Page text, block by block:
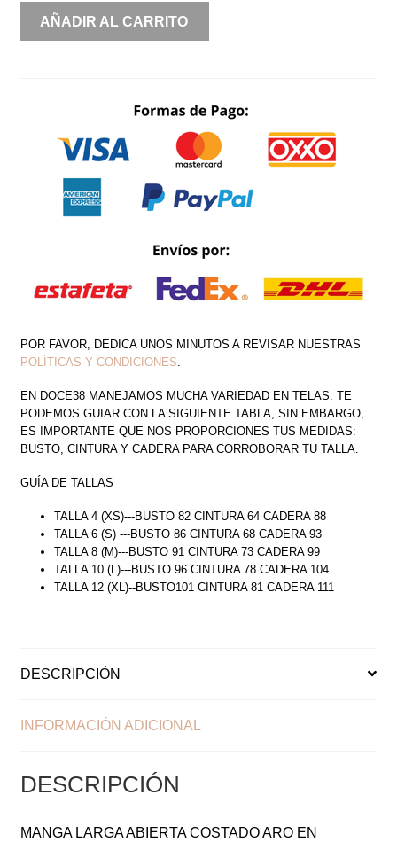
MANGA
LARGA
CINTURA
CANTIDAD
AÑADIR AL CARRITO
POR FAVOR, DEDICA UNOS MINUTOS A REVISAR NUESTRAS
POLÍTICAS Y CONDICIONES
EN DOCE38 MANEJAMOS MUCHA VARIEDAD EN TELAS. TE
PODEMOS GUIAR CON LA SIGUIENTE TABLA, SIN EMBARGO,
ES IMPORTANTE QUE NOS PROPORCIONES TUS MEDIDAS:
BUSTO, CINTURA Y CADERA PARA CORROBORAR TU TALLA.
GUÍA DE TALLAS
TALLA 4 (XS)---BUSTO 82 CINTURA 64 CADERA 88
TALLA 6 (S) ---BUSTO 86 CINTURA 68 CADERA 93
TALLA 8 (M)---BUSTO 91 CINTURA 73 CADERA 99
TALLA 10 (L)---BUSTO 96 CINTURA 78 CADERA 104
TALLA 12 (XL)--BUSTO101 CINTURA 81 CADERA 111
DESCRIPCIÓN
INFORMACIÓN ADICIONAL
DESCRIPCIÓN
MANGA LARGA ABIERTA COSTADO ARO EN